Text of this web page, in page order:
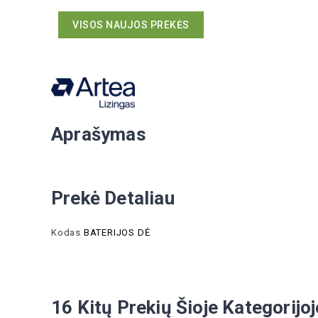
VISOS NAUJOS PREKĖS
Aprašymas
Prekė Detaliau
Kodas BATERIJOS DĖ
16 Kitų Prekių Šioje